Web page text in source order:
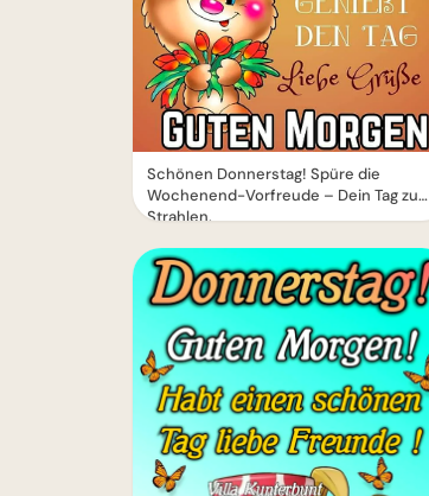
Schönen Donnerstag! Spüre die
Wochenend-Vorfreude – Dein Tag zum
Strahlen.